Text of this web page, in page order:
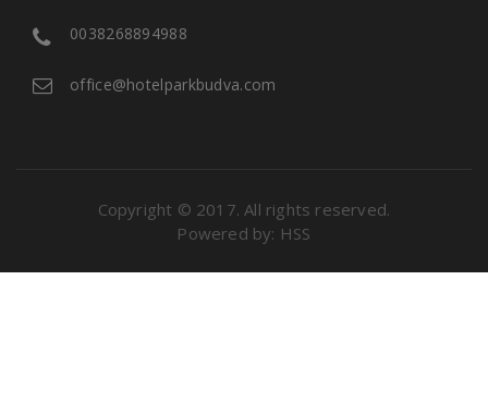
0038268894988
office@hotelparkbudva.com
Copyright © 2017. All rights reserved.
Powered by: HSS